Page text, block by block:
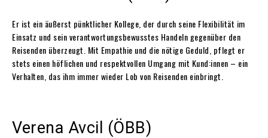
Er ist ein äußerst pünktlicher Kollege, der durch seine Flexibilität im
Einsatz und sein verantwortungsbewusstes Handeln gegenüber den
Reisenden überzeugt. Mit Empathie und die nötige Geduld, pflegt er
stets einen höflichen und respektvollen Umgang mit Kund:innen – ein
Verhalten, das ihm immer wieder Lob von Reisenden einbringt.
Verena Avcil (ÖBB)